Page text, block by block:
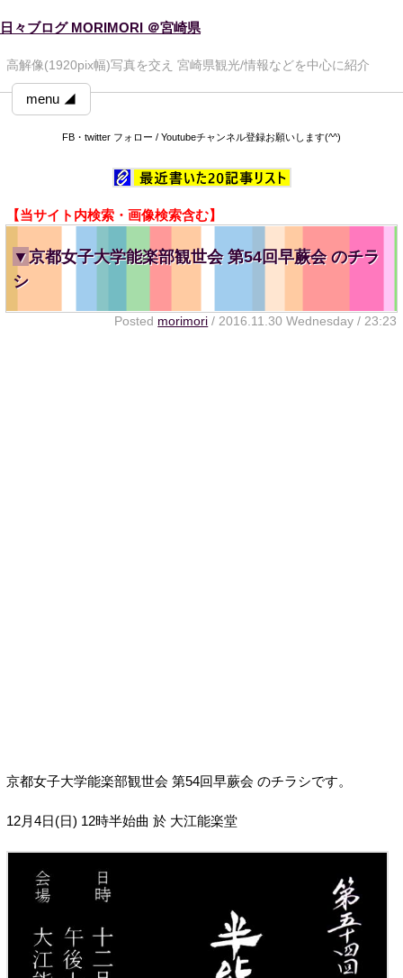
日々ブログ MORIMORI ＠宮崎県
高解像(1920pix幅)写真を交え 宮崎県観光/情報などを中心に紹介
menu ◢
FB・twitter フォロー / Youtubeチャンネル登録お願いします(^^)
【当サイト内検索・画像検索含む】
▼京都女子大学能楽部観世会 第54回早蕨会 のチラ
シ
Posted morimori / 2016.11.30 Wednesday / 23:23
京都女子大学能楽部観世会 第54回早蕨会 のチラシです。
12月4日(日) 12時半始曲 於 大江能楽堂